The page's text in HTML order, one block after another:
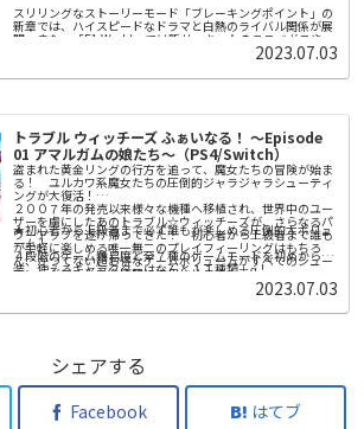
スリリングなストーリーモード「ブレーキングポイント」の
新章では、ハイスピードなドラマと白熱のライバル関係が展
開。また、「F1 World」では新サーキットのラスベガスやカ
タールでホイール・トゥ・ホイールのレースを楽しみ、報酬
やアップグレードを手に入れることができます。さらに、新
しいレッドフラッグが本格的な戦略的要素を加え、レース距
ムと共に2023年の最新マシンを走らせましょう。そして、
「マイチーム・キャリアモード」では、ドリームチームを作
り上げ、画面分割や拡張されたクロスプラットフォームマル
チプレイヤーで競ったり、新登場のRaceNetリーグで他のプ
レイヤーと繋がりながら、勝利を勝ち取りましょう。
ット、レッドフラッグ、レース距離35%など。
● F1® World：チャレンジをクリアして、報酬を獲得し、ア
ップグレードを手に入れて、新たな進行状況システムでF1®
の旅を楽しみましょう。
本ゲームには、ゲーム内のバーチャルアイテムを入手するた
めにオプションでバーチャル通貨を購入できるゲーム内機能
が含まれます。
2023.07.03
トラブル ウィッチーズ ふぁいなる！ ～Episode
01 アマルガムの娘たち～（PS4/Switch）
盗まれた黄金リングの行方を追って、魔女たちの冒険が始ま
る！ ユルカワ系魔女たちの圧倒的ジャラジャラシューティ
ングが大復活！
２００７年の発売以来様々な機種へ移植され、世界中のユー
ザーを虜にしたあのトラブル☆ウィッチーズが、さらなるパ
ワーアップを遂げ帰ってきた！ 初心者から上級者まで誰も
が手軽に楽しめる唯一無二のプレイフィーリングはもちろ
ん、かつてない超お得なゲームボリュームがすべてのシュー
ティングファンを徹底的に満足させます！
★初心者から上級者まで必ず誰もが楽しめる圧倒的大ボリュ
ーム！
４段階のゲーム難易度と全７種のゲームモードを初めから実
装。使えるキャラクターはなんと１１種類＋α！
１６年にわたる追加と調整を一挙に実装し、さらに背景をフ
ルポリゴンに置き換え、様々な調整を施したトラブル☆ウィ
★圧倒的ジャラジャラ感！ 唯一無二のプレイフィーリング
「魔法陣」で敵の弾をキャッチしてお金に換え「ショップ」
ン」となって押し寄せる！ まさに怒涛のごときジャラジャ
ラ感は唯一無二にして超爽快＆クセになること請け合いで
す。
ゲームの難易度を徹底的に再調整。さらに「オート魔法カー
ド」や「オート魔法陣」など、初めて触る方でもストレスフ
ルなプレイにならないよう、あらゆる部分が調整されていま
★ゲームモードは全７種+α！ 忙しい現代ユーザーのプレイ
スタイルにもガッチリ対応！
2023.07.03
シェアする
Facebook はてブ